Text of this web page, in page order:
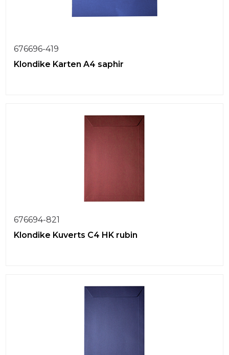
676696-419
Klondike Karten A4 saphir
676694-821
Klondike Kuverts C4 HK rubin